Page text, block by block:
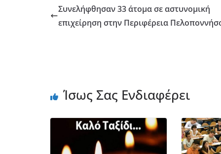
Συνελήφθησαν 33 άτομα σε αστυνομική
επιχείρηση στην Περιφέρεια
Ίσως Σας Ενδιαφέρει